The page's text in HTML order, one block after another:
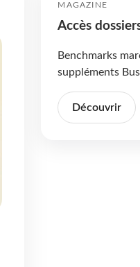
MAGAZINE
Accès
Benchmarks
suppléments
Découvrir